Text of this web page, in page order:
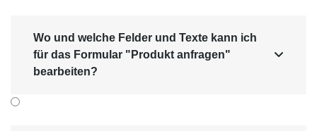
Wo und welche Felder und Texte kann ich
für das Formular "Produkt anfragen"
bearbeiten?
